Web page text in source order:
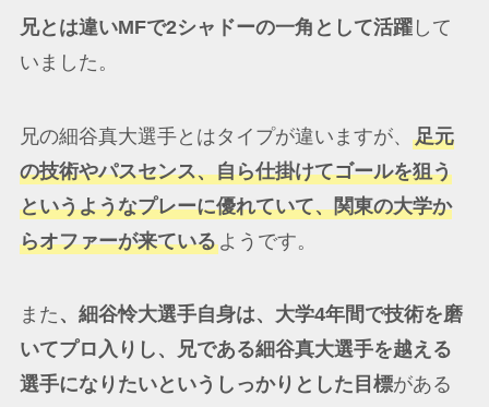
兄とは違いMFで2シャドーの一角として活躍して
いました。
兄の細谷真大選手とはタイプが違いますが、 足元
の技術やパスセンス、自ら仕掛けてゴールを狙う
というようなプレーに優れていて、関東の大学か
らオファーが来ているようです。
また 、細谷怜大選手自身は、大学4年間で技術を磨
いてプロ入りし、兄である細谷真大選手を越える
選手になりたいというしっかりとした目標がある